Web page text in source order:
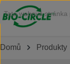
Přejít na hlavní
Domů Produkty
Tato webová